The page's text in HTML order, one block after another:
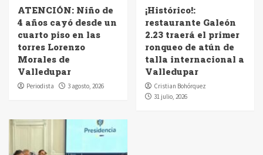
ATENCIÓN: Niño de
4 años cayó desde un
cuarto piso en las
torres Lorenzo
Morales de
Valledupar
Periodista 3 agosto, 2026
¡Histórico!:
restaurante Galeón
2.23 traerá el primer
ronqueo de atún de
talla internacional a
Valledupar
Cristian Bohórquez
31 julio, 2026